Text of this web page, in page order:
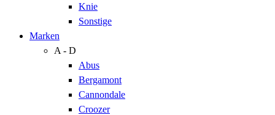
Knie
Sonstige
Marken
A - D
Abus
Bergamont
Cannondale
Croozer